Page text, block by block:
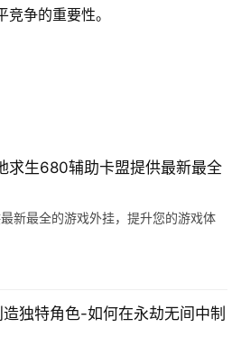
争的重要性。
求生680辅助卡盟提供最新最全
新最全的游戏外挂，提升您的游戏体
独特角色-如何在永劫无间中制